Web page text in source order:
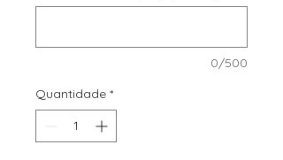
0/500
Quantidade *